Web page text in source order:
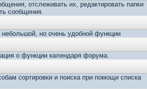
отслеживать их, редактировать папки
сообщения.
небольшой, но очень удобной функции
о функции календаря форума.
сортировки и поиска при помощи списка